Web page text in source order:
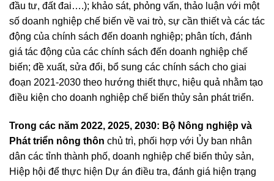
đầu tư, đất đai….); khảo sát, phỏng vấn, thảo luận với một
số doanh nghiệp chế biến về vai trò, sự cần thiết và các tác
động của chính sách đến doanh nghiệp; phân tích, đánh
giá tác động của các chính sách đến doanh nghiệp chế
biến; đề xuất, sửa đổi, bổ sung các chính sách cho giai
đoạn 2021-2030 theo hướng thiết thực, hiệu quả nhằm tạo
điều kiện cho doanh nghiệp chế biến thủy sản phát triển.
Trong các năm 2022, 2025, 2030: Bộ Nông nghiệp và
Phát triển nông thôn chủ trì, phối hợp với Ủy ban nhân
dân các tỉnh thành phố, doanh nghiệp chế biến thủy sản,
Hiệp hội để thực hiện Dự án điều tra, đánh giá hiện trạng